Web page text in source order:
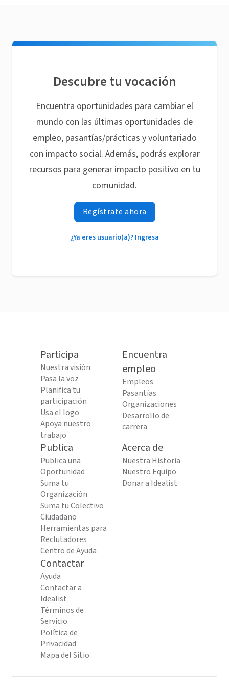
Descubre tu vocación
Encuentra oportunidades para cambiar el
mundo con las últimas oportunidades de
empleo, pasantías/prácticas y voluntariado
con impacto social. Además, podrás explorar
recursos para generar impacto positivo en tu
comunidad.
Regístrate ahora
¿Ya eres usuario(a)? Ingresa
Participa
Nuestra visión
Pasa la voz
Planifica tu
participación
Usa el logo
Apoya nuestro
trabajo
Encuentra
empleo
Empleos
Pasantías
Organizaciones
Desarrollo de
carrera
Publica
Publica una
Oportunidad
Suma tu
Organización
Suma tu Colectivo
Ciudadano
Herramientas para
Reclutadores
Centro de Ayuda
Acerca de
Nuestra Historia
Nuestro Equipo
Donar a Idealist
Contactar
Ayuda
Contactar a
Idealist
Términos de
Servicio
Política de
Privacidad
Mapa del Sitio